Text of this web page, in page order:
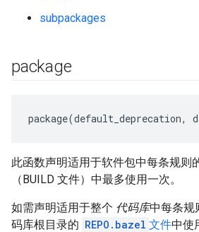
subpackages
package
此函数声明适用于软件包中每条规则
（BUILD 文件）中最多使用一次。
如需声明适用于整个 代码库中每条规
码库根目录的 REPO.bazel 文件中使